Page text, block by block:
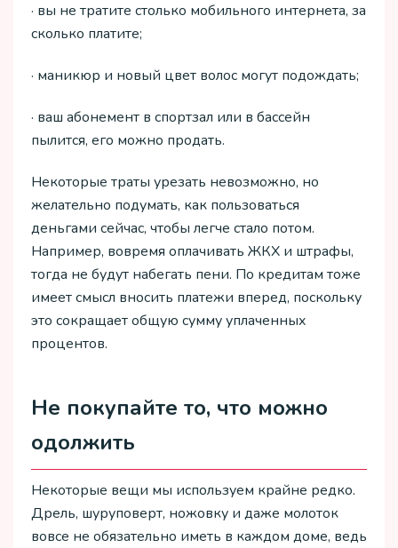
· вы не тратите столько мобильного интернета, за
сколько платите;
· маникюр и новый цвет волос могут подождать;
· ваш абонемент в спортзал или в бассейн
пылится, его можно продать.
Некоторые траты урезать невозможно, но
желательно подумать, как пользоваться
деньгами сейчас, чтобы легче стало потом.
Например, вовремя оплачивать ЖКХ и штрафы,
тогда не будут набегать пени. По кредитам тоже
имеет смысл вносить платежи вперед, поскольку
это сокращает общую сумму уплаченных
процентов.
Не покупайте то, что можно
одолжить
Некоторые вещи мы используем крайне редко.
Дрель, шуруповерт, ножовку и даже молоток
вовсе не обязательно иметь в каждом доме, ведь